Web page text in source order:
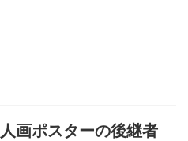
画ポスターの後継者